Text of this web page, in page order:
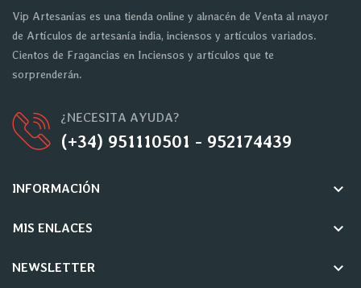
Vip Artesanías es una tienda online y almacén de Venta al mayor
de Artículos de artesanía india, inciensos y artículos variados.
Cientos de Fragancias en Inciensos y artículos que te
sorprenderán.
¿NECESITA AYUDA?
(+34) 951110501 - 952174439
INFORMACIÓN keyboard_arrow_down
MIS ENLACES keyboard_arrow_down
NEWSLETTER keyboard_arrow_down